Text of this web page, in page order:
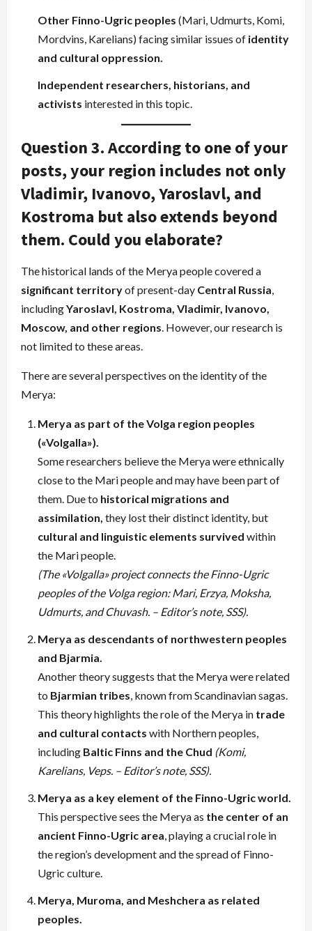
Other Finno-Ugric peoples (Mari, Udmurts, Komi,
Mordvins, Karelians) facing similar issues of identity
and cultural oppression.
Independent researchers, historians, and
activists interested in this topic.
Question 3. According to one of your
posts, your region includes not only
Vladimir, Ivanovo, Yaroslavl, and
Kostroma but also extends beyond
them. Could you elaborate?
The historical lands of the Merya people covered a
significant territoryof present-day Central Russia
includingYaroslavl, Kostroma, Vladimir, Ivanovo,
Moscow, and other regions . However, our research is
not limited to these areas.
There are several perspectives on the identity of the
Merya:
Merya as part of the Volga region peoples
(«Volgalla»).
Some researchers believe the Merya were ethnically
close to the Mari people and may have been part of
them. Due to historical migrations and
assimilation, they lost their distinct identity, but
cultural and linguistic elements survived within
the Mari people.
(The «Volgalla» project connects the Finno-Ugric
peoples of the Volga region: Mari, Erzya, Moksha,
Udmurts, and Chuvash. – Editor’s note, SSS).
Merya as descendants of northwestern peoples
and Bjarmia.
Another theory suggests that the Merya were related
to Bjarmian tribes , known from Scandinavian sagas.
This theory highlights the role of the Merya in trade
and cultural contacts with Northern peoples,
including Baltic Finns and the Chud (Komi,
Karelians, Veps. – Editor’s note, SSS).
Merya as a key element of the Finno-Ugric world.
This perspective sees the Merya as the center of an
ancient Finno-Ugric area , playing a crucial role in
the region’s development and the spread of Finno-
Ugric culture.
Merya, Muroma, and Meshchera as related
peoples.